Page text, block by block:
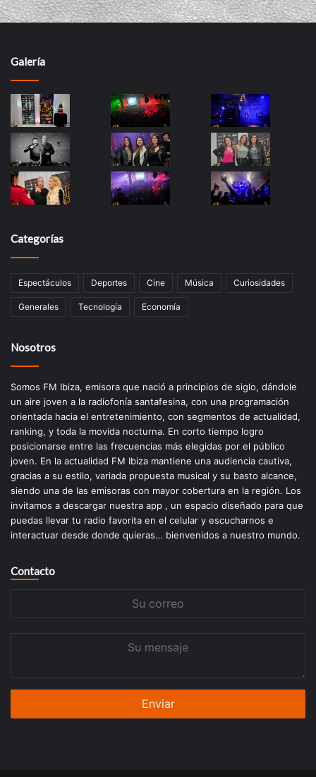
Galería
Categorías
Espectáculos Deportes Cine Música Curiosidades
Generales Tecnología Economía
Nosotros
Somos FM Ibiza, emisora que nació a principios de siglo, dándole
un aire joven a la radiofonía santafesina, con una programación
orientada hacia el entretenimiento, con segmentos de actualidad,
ranking, y toda la movida nocturna. En corto tiempo logro
posicionarse entre las frecuencias más elegidas por el público
joven. En la actualidad FM Ibiza mantiene una audiencia cautiva,
gracias a su estilo, variada propuesta musical y su basto alcance,
siendo una de las emisoras con mayor cobertura en la región. Los
invitamos a descargar nuestra app , un espacio diseñado para que
puedas llevar tu radio favorita en el celular y escucharnos e
interactuar desde donde quieras… bienvenidos a nuestro mundo.
Contacto